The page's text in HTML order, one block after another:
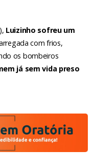
Luizinho sofreu um
com frios,
os bombeiros
já sem vida preso